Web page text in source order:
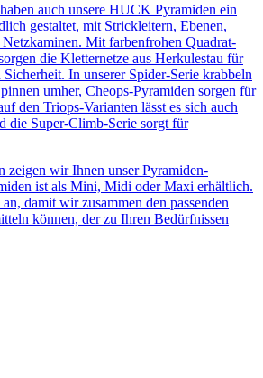
auch unsere HUCK Pyramiden ein
gestaltet, mit Strickleitern, Ebenen,
Mit farbenfrohen Quadrat-
die Kletternetze aus Herkulestau für
In unserer Spider-Serie krabbeln
umher, Cheops-Pyramiden sorgen für
den Triops-Varianten lässt es sich auch
die Super-Climb-Serie sorgt für
zeigen wir Ihnen unser Pyramiden-
ist als Mini, Midi oder Maxi erhältlich.
damit wir zusammen den passenden
können, der zu Ihren Bedürfnissen